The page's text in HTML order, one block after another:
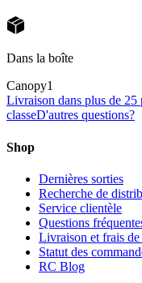
Dans la boîte
Canopy1
Livraison dans plus de 25
classeD'autres questions?
Shop
Dernières sorties
Recherche de
Service clientèle
Questions
Livraison et frais
Statut des
RC Blog